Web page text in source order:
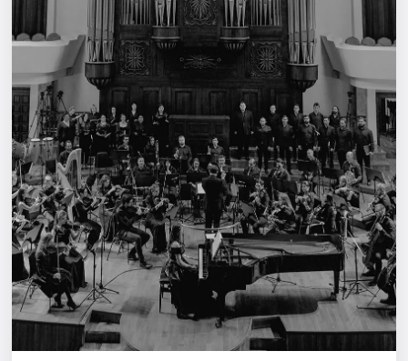
Площадки
Артисты
Рейтинги